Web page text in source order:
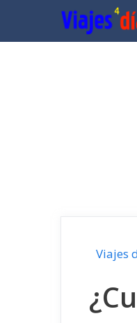
contenido
Viajes